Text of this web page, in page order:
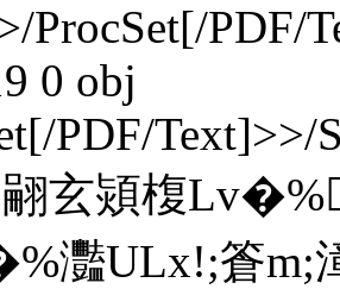
ProcSet[/PDF/
0 obj
PDF/Text]>>/
玄熲椱
灩ULx!;篬